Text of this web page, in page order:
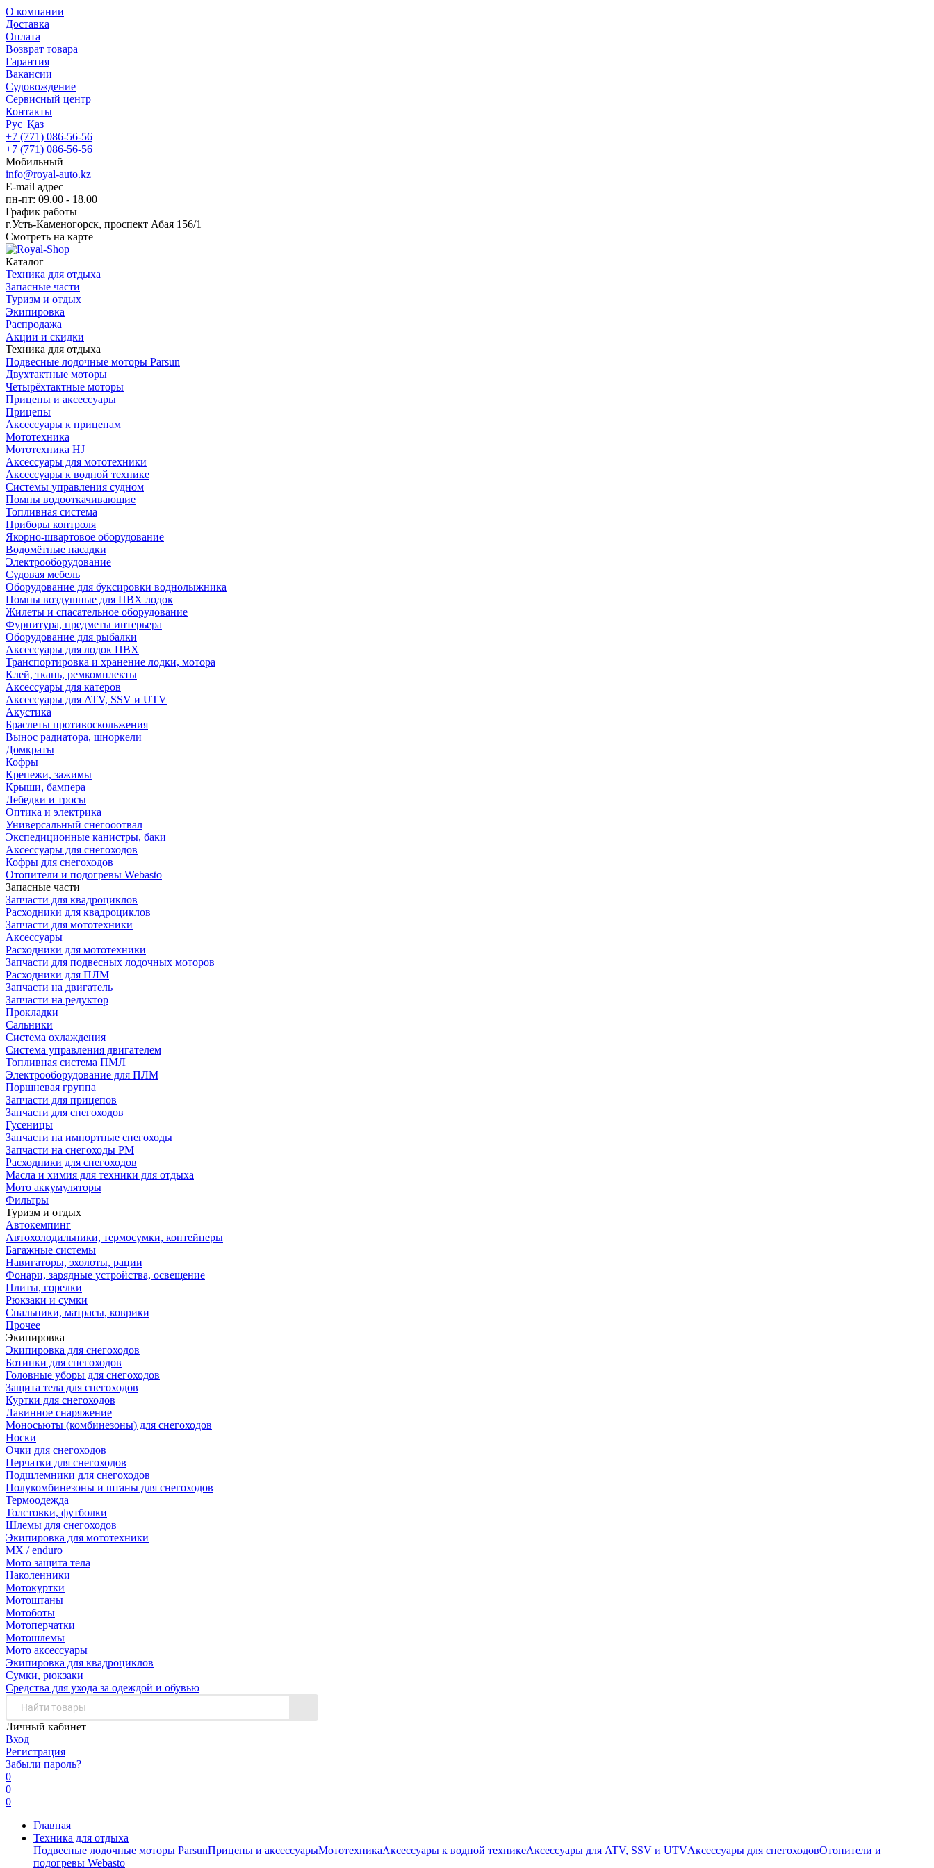
О компании
Доставка
Оплата
Возврат товара
Гарантия
Вакансии
Судовождение
Сервисный центр
Контакты
Рус |Қаз
+7 (771) 086-56-56
+7 (771) 086-56-56
Мобильный
info@royal-auto.kz
E-mail адрес
пн-пт: 09.00 - 18.00
График работы
г.Усть-Каменогорск, проспект Абая 156/1
Смотреть на карте
Каталог
Техника для отдыха
Запасные части
Туризм и отдых
Экипировка
Распродажа
Акции и скидки
Техника для отдыха
Подвесные лодочные моторы Parsun
Двухтактные моторы
Четырёхтактные моторы
Прицепы и аксессуары
Прицепы
Аксессуары к прицепам
Мототехника
Мототехника HJ
Аксессуары для мототехники
Аксессуары к водной технике
Системы управления судном
Помпы водооткачивающие
Топливная система
Приборы контроля
Якорно-швартовое оборудование
Водомётные насадки
Электрооборудование
Судовая мебель
Оборудование для буксировки воднолыжника
Помпы воздушные для ПВХ лодок
Жилеты и спасательное оборудование
Фурнитура, предметы интерьера
Оборудование для рыбалки
Аксессуары для лодок ПВХ
Транспортировка и хранение лодки, мотора
Клей, ткань, ремкомплекты
Аксессуары для катеров
Аксессуары для ATV, SSV и UTV
Акустика
Браслеты противоскольжения
Вынос радиатора, шноркели
Домкраты
Кофры
Крепежи, зажимы
Крыши, бампера
Лебедки и тросы
Оптика и электрика
Универсальный снегооотвал
Экспедиционные канистры, баки
Аксессуары для снегоходов
Кофры для снегоходов
Отопители и подогревы Webasto
Запасные части
Запчасти для квадроциклов
Расходники для квадроциклов
Запчасти для мототехники
Аксессуары
Расходники для мототехники
Запчасти для подвесных лодочных моторов
Расходники для ПЛМ
Запчасти на двигатель
Запчасти на редуктор
Прокладки
Сальники
Система охлаждения
Система управления двигателем
Топливная система ПМЛ
Электрооборудование для ПЛМ
Поршневая группа
Запчасти для прицепов
Запчасти для снегоходов
Гусеницы
Запчасти на импортные снегоходы
Запчасти на снегоходы РМ
Расходники для снегоходов
Масла и химия для техники для отдыха
Мото аккумуляторы
Фильтры
Туризм и отдых
Автокемпинг
Автохолодильники, термосумки, контейнеры
Багажные системы
Навигаторы, эхолоты, рации
Фонари, зарядные устройства, освещение
Плиты, горелки
Рюкзаки и сумки
Спальники, матрасы, коврики
Прочее
Экипировка
Экипировка для снегоходов
Ботинки для снегоходов
Головные уборы для снегоходов
Защита тела для снегоходов
Куртки для снегоходов
Лавинное снаряжение
Моносьюты (комбинезоны) для снегоходов
Носки
Очки для снегоходов
Перчатки для снегоходов
Подшлемники для снегоходов
Полукомбинезоны и штаны для снегоходов
Термоодежда
Толстовки, футболки
Шлемы для снегоходов
Экипировка для мототехники
MX / enduro
Мото защита тела
Наколенники
Мотокуртки
Мотоштаны
Мотоботы
Мотоперчатки
Мотошлемы
Мото аксессуары
Экипировка для квадроциклов
Сумки, рюкзаки
Средства для ухода за одеждой и обувью
Личный кабинет
Вход
Регистрация
Забыли пароль?
0
0
0
Главная
Техника для отдыха
Подвесные лодочные моторы ParsunПрицепы и аксессуарыМототехникаАксессуары к водной техникеАксессуары для ATV, SSV и UTVАксессуары для снегоходовОтопители и
подогревы Webasto